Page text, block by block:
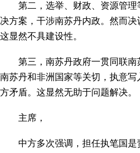
第二，选举、财政、资源管
决方案，干涉南苏丹内政。然而
这显然不具建设性。
第三，南苏丹政府一贯同联
南苏丹和非洲国家等关切，执意
方矛盾。这显然无助于问题解决。
主席，
中方多次强调，担任执笔国